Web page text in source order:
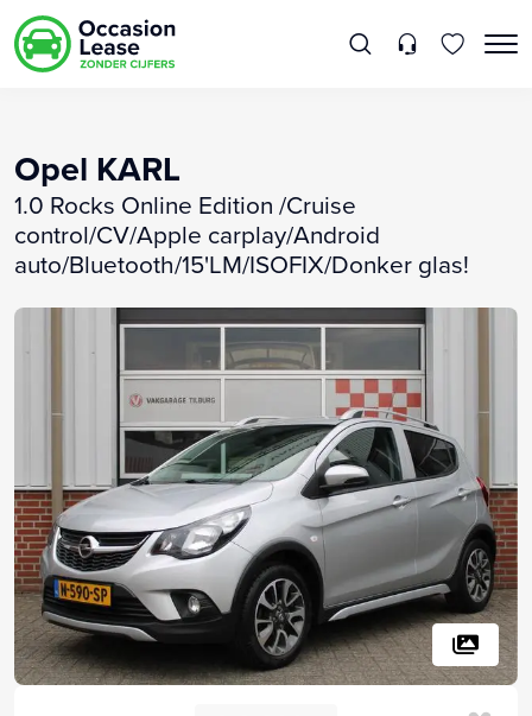
Opel KARL
1.0 Rocks Online Edition /Cruise
control/CV/Apple carplay/Android
auto/Bluetooth/15'LM/ISOFIX/Donker glas!